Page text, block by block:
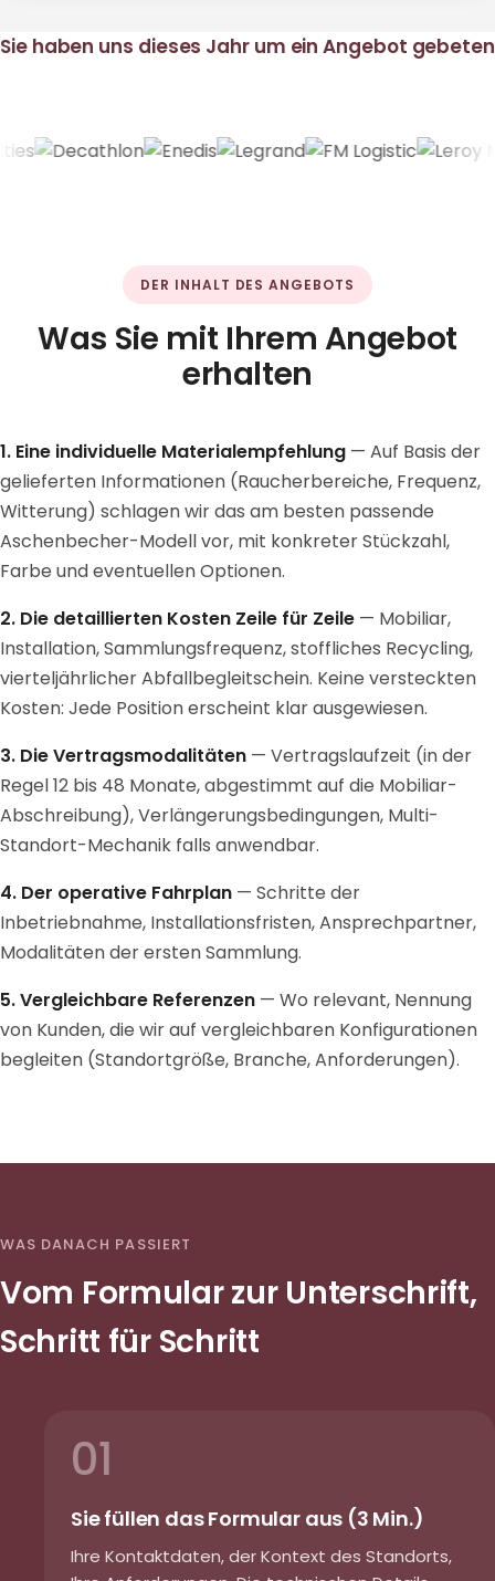
Sie haben uns dieses Jahr um ein Angebot gebeten
DER INHALT DES ANGEBOTS
Was Sie mit Ihrem Angebot
erhalten
1. Eine individuelle Materialempfehlung — Auf Basis der
gelieferten Informationen (Raucherbereiche, Frequenz,
Witterung) schlagen wir das am besten passende
Aschenbecher-Modell vor, mit konkreter Stückzahl,
Farbe und eventuellen Optionen.
2. Die detaillierten Kosten Zeile für Zeile — Mobiliar,
Installation, Sammlungsfrequenz, stoffliches Recycling,
vierteljährlicher Abfallbegleitschein. Keine versteckten
Kosten: Jede Position erscheint klar ausgewiesen.
3. Die Vertragsmodalitäten — Vertragslaufzeit (in der
Regel 12 bis 48 Monate, abgestimmt auf die Mobiliar-
Abschreibung), Verlängerungsbedingungen, Multi-
Standort-Mechanik falls anwendbar.
4. Der operative Fahrplan — Schritte der
Inbetriebnahme, Installationsfristen, Ansprechpartner,
Modalitäten der ersten Sammlung.
5. Vergleichbare Referenzen — Wo relevant, Nennung
von Kunden, die wir auf vergleichbaren Konfigurationen
begleiten (Standortgröße, Branche, Anforderungen).
WAS DANACH PASSIERT
Vom Formular zur Unterschrift,
Schritt für Schritt
01
Sie füllen das Formular aus (3 Min.)
Ihre Kontaktdaten, der Kontext des Standorts,